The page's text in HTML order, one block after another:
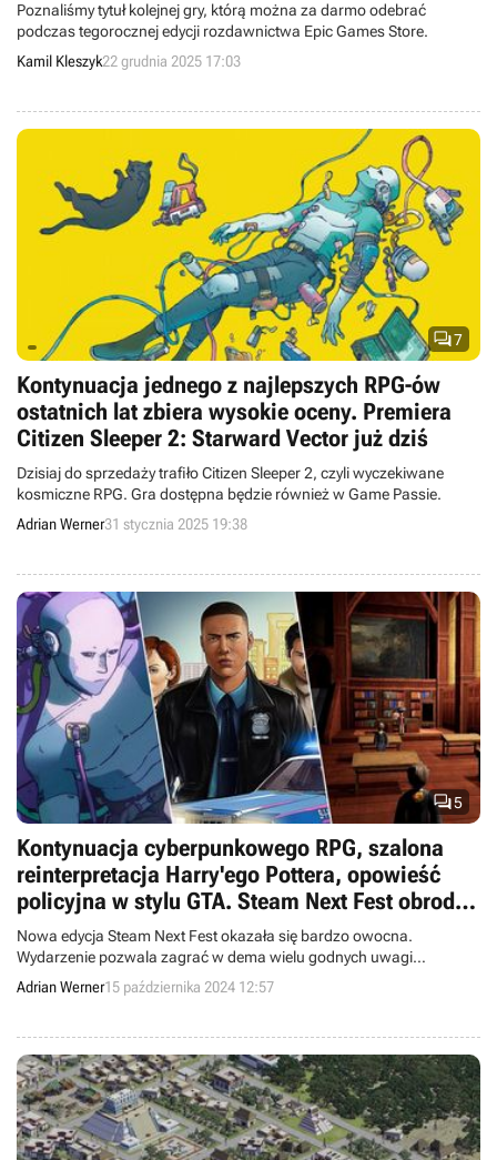
Poznaliśmy tytuł kolejnej gry, którą można za darmo odebrać
podczas tegorocznej edycji rozdawnictwa Epic Games Store.
Kamil Kleszyk22 grudnia 2025 17:03
7
Kontynuacja jednego z najlepszych RPG-ów
ostatnich lat zbiera wysokie oceny. Premiera
Citizen Sleeper 2: Starward Vector już dziś
Dzisiaj do sprzedaży trafiło Citizen Sleeper 2, czyli wyczekiwane
kosmiczne RPG. Gra dostępna będzie również w Game Passie.
Adrian Werner31 stycznia 2025 19:38
5
Kontynuacja cyberpunkowego RPG, szalona
reinterpretacja Harry'ego Pottera, opowieść
policyjna w stylu GTA. Steam Next Fest obrodził
w ciekawe dema
Nowa edycja Steam Next Fest okazała się bardzo owocna.
Wydarzenie pozwala zagrać w dema wielu godnych uwagi
produkcji, takich jak Citizen Sleeper 2, Hail to the Rainbow, Secret
Agent Wizard Boy and the International Crime Syndicate czy The
Adrian Werner15 października 2024 12:57